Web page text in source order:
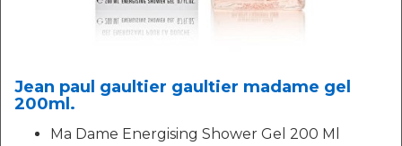
Jean paul gaultier gaultier madame gel
200ml.
Ma Dame Energising Shower Gel 200 Ml